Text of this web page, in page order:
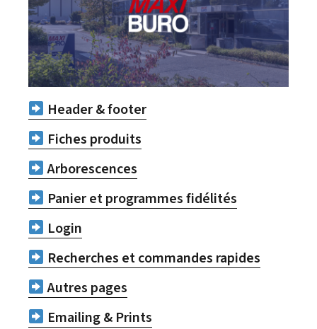
Header & footer
Fiches produits
Arborescences
Panier et programmes fidélités​
Login
Recherches et commandes rapides
Autres pages
Emailing & Prints